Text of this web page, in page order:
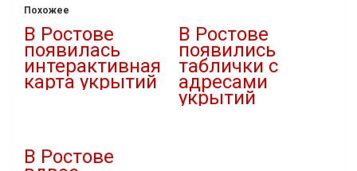
Похожее
В Ростове
появилась
интерактивная
карта укрытий
В Ростове
появились
таблички с
адресами
укрытий
В Ростове